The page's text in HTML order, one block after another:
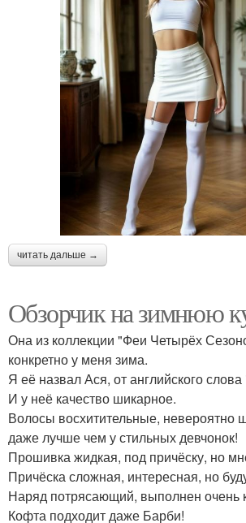
читать дальше →
Обзорчик на зимнюю
Она из коллекции "Феи Четырёх
конкретно у меня зима.
Я её назвал Ася, от английского
И у неё качество шикарное.
Волосы восхитительные, невероятно
даже лучше чем у стильных девчонок!
Прошивка жидкая, под причёску, но
Причёска сложная, интересная, но
Наряд потрясающий, выполнен очень
Кофта подходит даже Барби!